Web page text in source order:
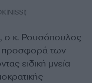
ο κ. Ρουσόπουλος
προσφορά των
ειδική μνεία